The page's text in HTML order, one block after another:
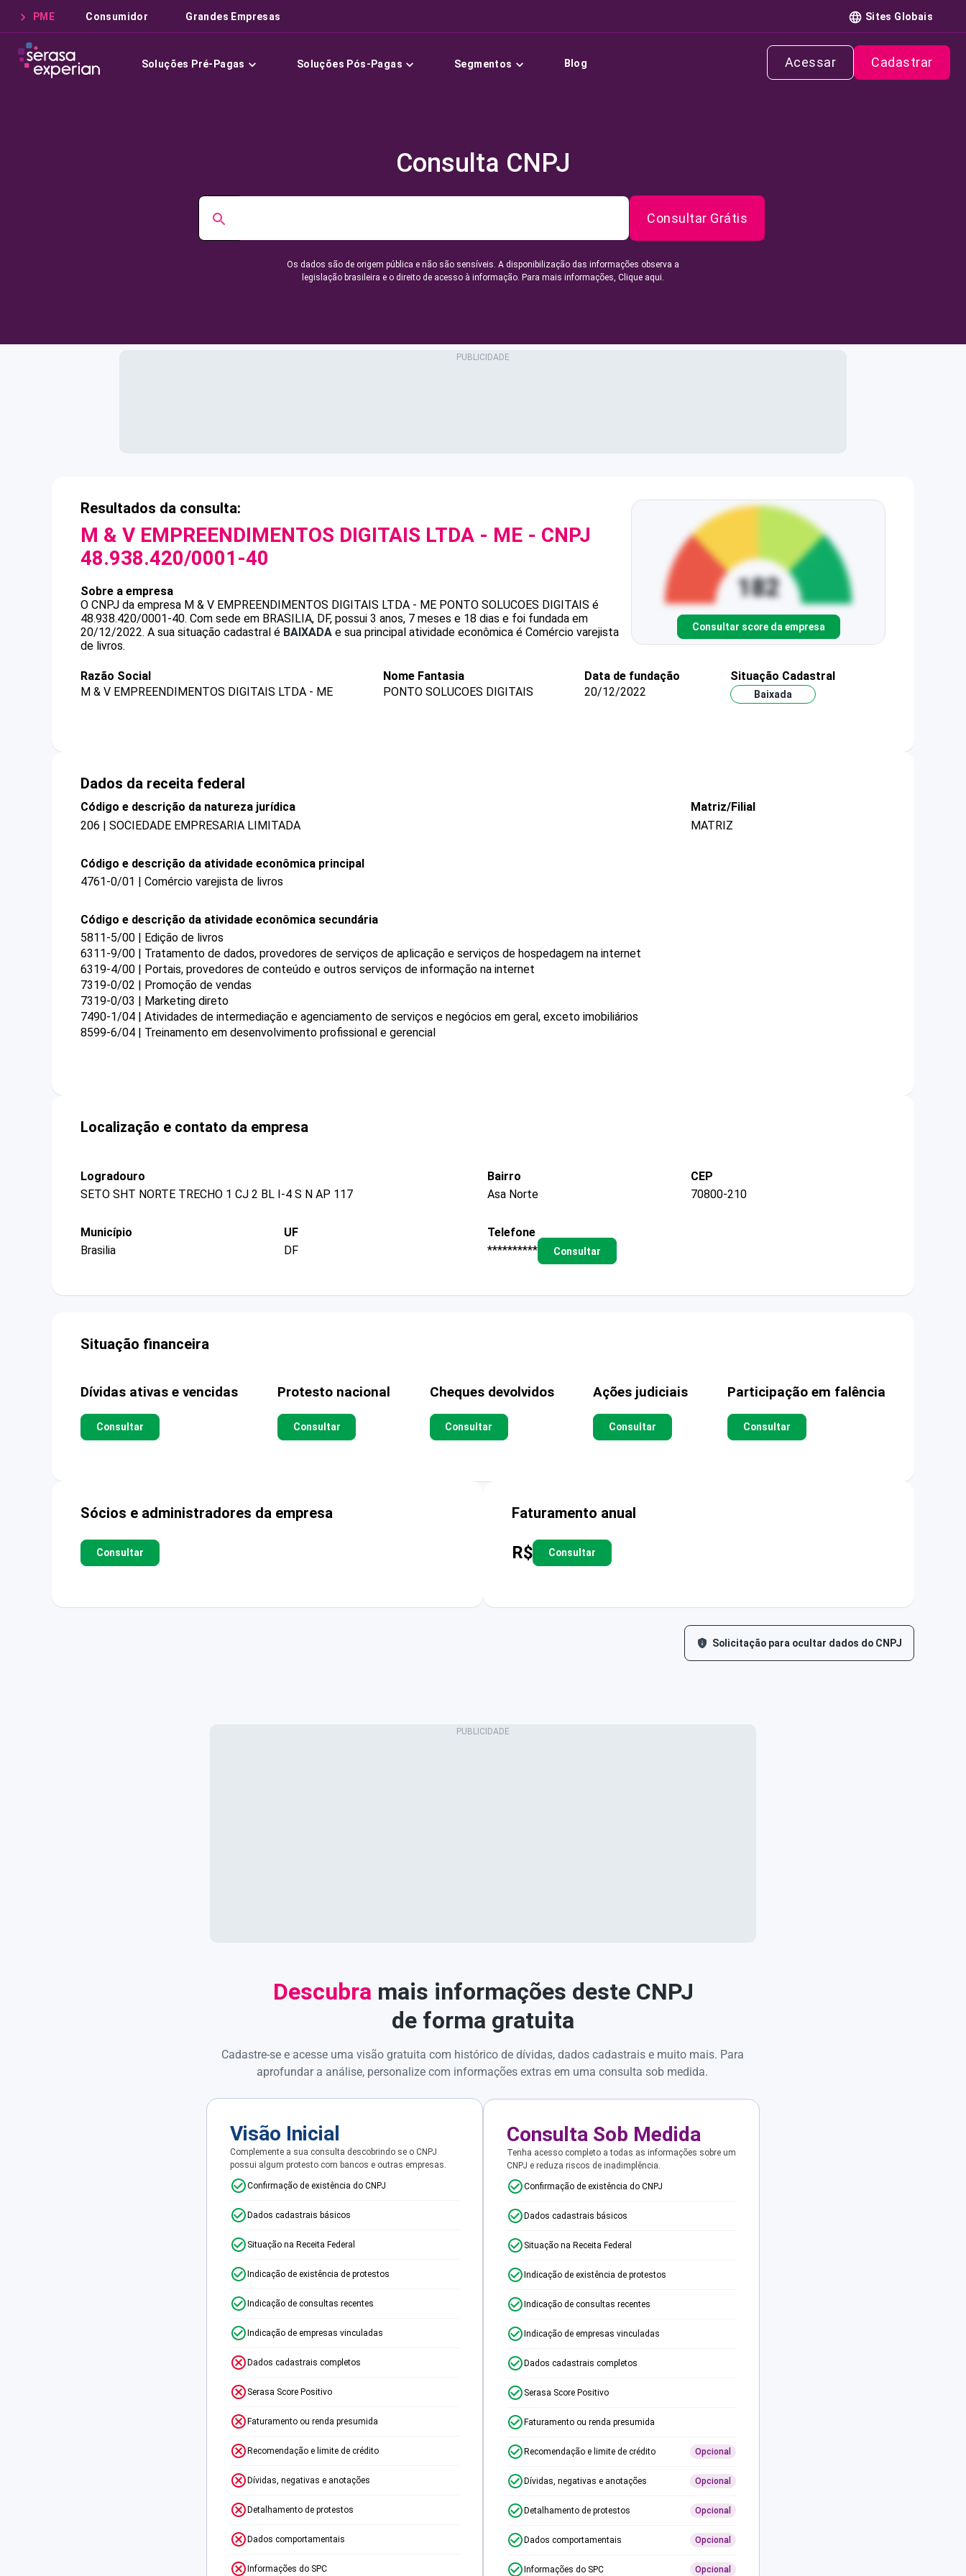
PME Consumidor Grandes Empresas Sites Globais
Soluções Pré-Pagas Soluções Pós-Pagas Segmentos Blog Acessar Cadastrar
Consulta CNPJ
Consultar Grátis
Os dados são de origem pública e não são sensíveis. A disponibilização das informações observa a
legislação brasileira e o direito de acesso à informação. Para mais informações, Clique aqui.
Resultados da consulta:
M & V EMPREENDIMENTOS DIGITAIS LTDA - ME - CNPJ
48.938.420/0001-40
Sobre a empresa
O CNPJ da empresa M & V EMPREENDIMENTOS DIGITAIS LTDA - ME PONTO SOLUCOES DIGITAIS é
48.938.420/0001-40. Com sede em BRASILIA, DF, possui 3 anos, 7 meses e 18 dias e foi fundada em
20/12/2022. A sua situação cadastral é BAIXADA e sua principal atividade econômica é Comércio varejista
de livros.
Consultar score da empresa
Razão Social
M & V EMPREENDIMENTOS DIGITAIS LTDA - ME
Nome Fantasia
PONTO SOLUCOES DIGITAIS
Data de fundação
20/12/2022
Situação Cadastral
Baixada
Dados da receita federal
Código e descrição da natureza jurídica
206 | SOCIEDADE EMPRESARIA LIMITADA
Matriz/Filial
MATRIZ
Código e descrição da atividade econômica principal
4761-0/01 | Comércio varejista de livros
Código e descrição da atividade econômica secundária
5811-5/00 | Edição de livros
6311-9/00 | Tratamento de dados, provedores de serviços de aplicação e serviços de hospedagem na internet
6319-4/00 | Portais, provedores de conteúdo e outros serviços de informação na internet
7319-0/02 | Promoção de vendas
7319-0/03 | Marketing direto
7490-1/04 | Atividades de intermediação e agenciamento de serviços e negócios em geral, exceto imobiliários
8599-6/04 | Treinamento em desenvolvimento profissional e gerencial
Localização e contato da empresa
Logradouro
SETO SHT NORTE TRECHO 1 CJ 2 BL I-4 S N AP 117
Bairro
Asa Norte
CEP
70800-210
Município
Brasilia
UF
DF
Telefone
**********
Consultar
Situação financeira
Dívidas ativas e vencidas
Consultar
Protesto nacional
Consultar
Cheques devolvidos
Consultar
Ações judiciais
Consultar
Participação em falência
Consultar
Sócios e administradores da empresa
Consultar
Faturamento anual
R$ Consultar
Solicitação para ocultar dados do CNPJ
Descubra mais informações deste CNPJ
de forma gratuita
Cadastre-se e acesse uma visão gratuita com histórico de dívidas, dados cadastrais e muito mais. Para
aprofundar a análise, personalize com informações extras em uma consulta sob medida.
Visão Inicial
Complemente a sua consulta descobrindo se o CNPJ
possui algum protesto com bancos e outras empresas.
Confirmação de existência do CNPJ
Dados cadastrais básicos
Situação na Receita Federal
Indicação de existência de protestos
Indicação de consultas recentes
Indicação de empresas vinculadas
Dados cadastrais completos
Serasa Score Positivo
Faturamento ou renda presumida
Recomendação e limite de crédito
Dívidas, negativas e anotações
Detalhamento de protestos
Dados comportamentais
Informações do SPC
Consulta Sob Medida
Tenha acesso completo a todas as informações sobre um
CNPJ e reduza riscos de inadimplência.
Confirmação de existência do CNPJ
Dados cadastrais básicos
Situação na Receita Federal
Indicação de existência de protestos
Indicação de consultas recentes
Indicação de empresas vinculadas
Dados cadastrais completos
Serasa Score Positivo
Faturamento ou renda presumida
Recomendação e limite de crédito Opcional
Dívidas, negativas e anotações Opcional
Detalhamento de protestos Opcional
Dados comportamentais Opcional
Informações do SPC Opcional